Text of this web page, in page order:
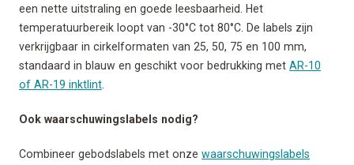
een nette uitstraling en goede leesbaarheid. Het
temperatuurbereik loopt van -30°C tot 80°C. De labels zijn
verkrijgbaar in cirkelformaten van 25, 50, 75 en 100 mm,
standaard in blauw en geschikt voor bedrukking met AR-10
of AR-19 inktlint
Ook waarschuwingslabels nodig?
Combineer gebodslabels met onze waarschuwingslabels